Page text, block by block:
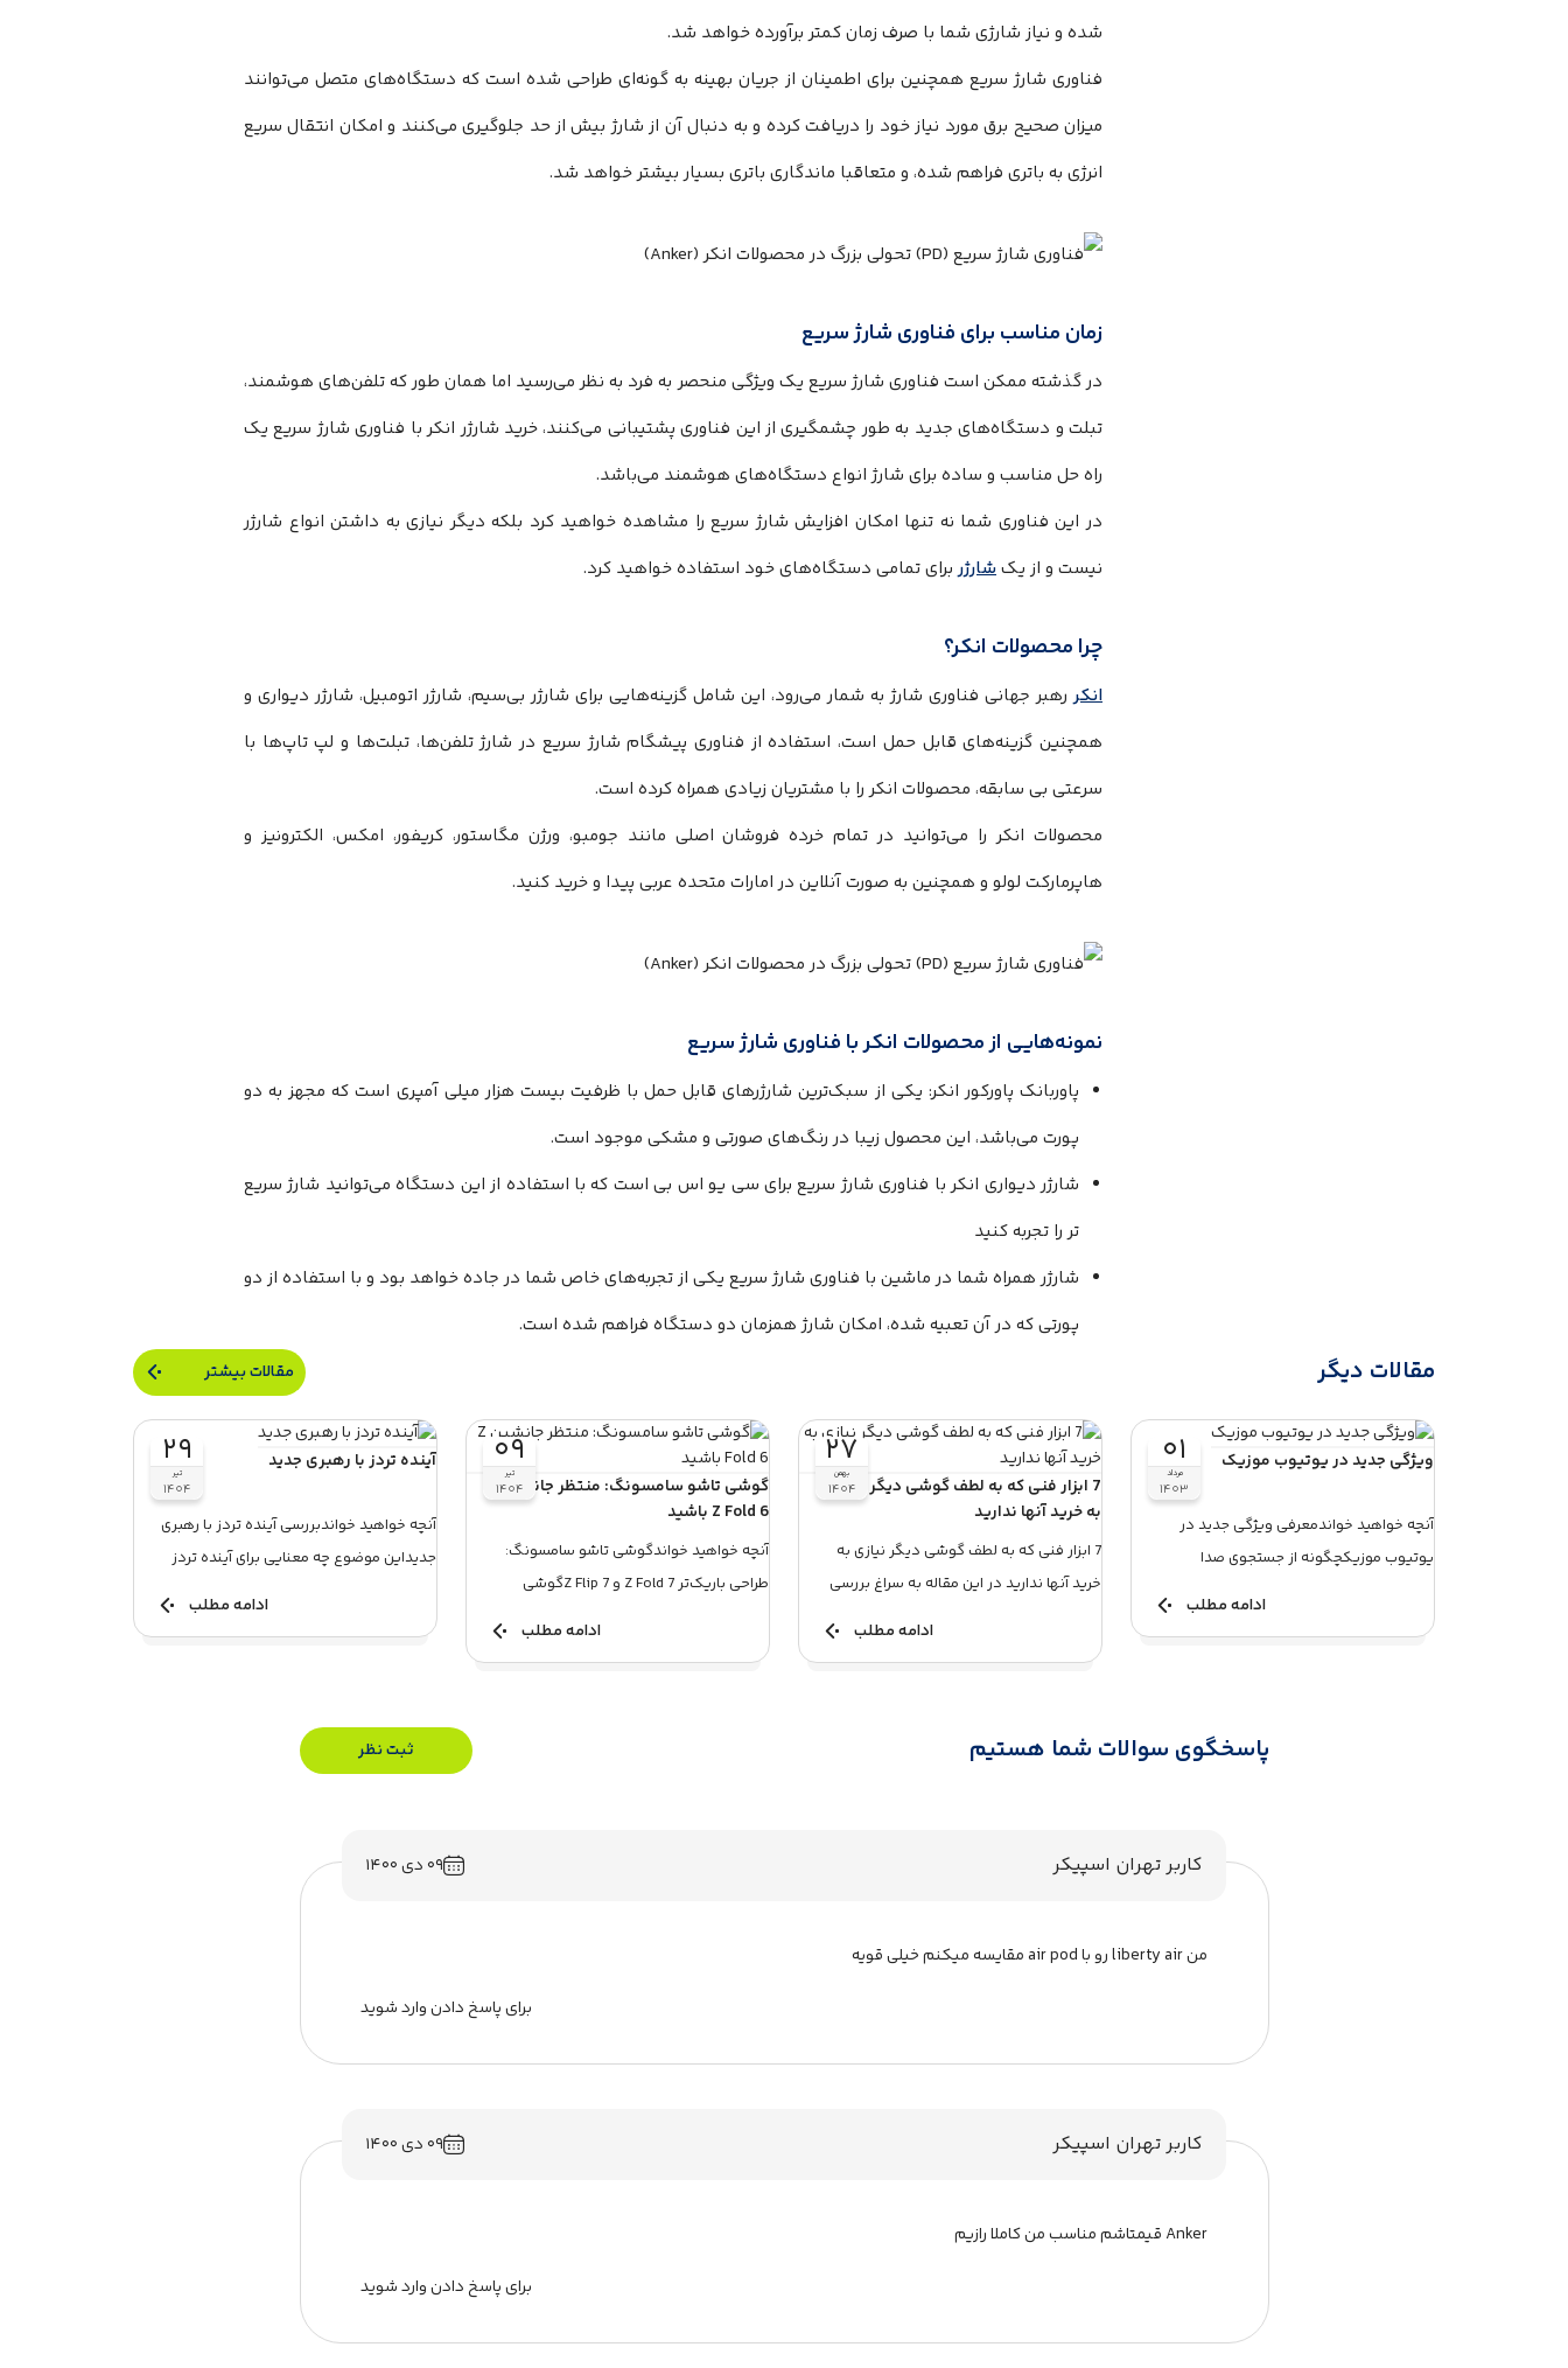
شده و نیاز شارژی شما با صرف زمان کمتر برآورده خواهد شد.
فناوری شارژ سریع همچنین برای اطمینان از جریان بهینه به گونه‌ای طراحی شده است که دستگاه‌های متصل می‌توانند
میزان صحیح برق مورد نیاز خود را دریافت کرده و به دنبال آن از شارژ بیش از حد جلوگیری می‌کنند و امکان انتقال سریع
انرژی به باتری فراهم شده، و متعاقبا ماندگاری باتری بسیار بیشتر خواهد شد.
زمان مناسب برای فناوری شارژ سریع
در گذشته ممکن است فناوری شارژ سریع یک ویژگی منحصر به فرد به نظر می‌رسید اما همان طور که تلفن‌های هوشمند،
تبلت و دستگاه‌های جدید به طور چشمگیری از این فناوری پشتیبانی می‌کنند، خرید شارژر انکر با فناوری شارژ سریع یک
راه حل مناسب و ساده برای شارژ انواع دستگاه‌های هوشمند می‌باشد.
در این فناوری شما نه تنها امکان افزایش شارژ سریع را مشاهده خواهید کرد بلکه دیگر نیازی به داشتن انواع شارژر
نیست و از یکشارژربرای تمامی دستگاه‌های خود استفاده خواهید کرد.
چرا محصولات انکر؟
انکررهبر جهانی فناوری شارژ به شمار می‌رود، این شامل گزینه‌هایی برای شارژر بی‌سیم، شارژر اتومبیل، شارژر دیواری و
همچنین گزینه‌های قابل حمل است، استفاده از فناوری پیشگام شارژ سریع در شارژ تلفن‌ها، تبلت‌ها و لپ تاپ‌ها با
سرعتی بی سابقه، محصولات انکر را با مشتریان زیادی همراه کرده است.
محصولات انکر را می‌توانید در تمام خرده فروشان اصلی مانند جومبو، ورژن مگاستور، کریفور، امکس، الکترونیز و
هاپرمارکت لولو و همچنین به صورت آنلاین در امارات متحده عربی پیدا و خرید کنید.
نمونه‌هایی از محصولات انکر با فناوری شارژ سریع
پاوربانک پاورکور انکر: یکی از سبک‌ترین شارژرهای قابل حمل با ظرفیت بیست هزار میلی آمپری است که مجهز به دو
پورت می‌باشد، این محصول زیبا در رنگ‌های صورتی و مشکی موجود است.
شارژر دیواری انکر با فناوری شارژ سریع برای سی یو اس بی است که با استفاده از این دستگاه می‌توانید شارژ سریع
تر را تجربه کنید
شارژر همراه شما در ماشین با فناوری شارژ سریع یکی از تجربه‌های خاص شما در جاده خواهد بود و با استفاده از دو
پورتی که در آن تعبیه شده، امکان شارژ همزمان دو دستگاه فراهم شده است.
مقالات دیگر مقالات بیشتر
۰۱
مرداد
۱۴۰۳
ویژگی جدید در یوتیوب موزیک
آنچه خواهید خواندمعرفی ویژگی جدید در
یوتیوب موزیکچگونه از جستجوی صدا
ادامه مطلب
۲۷
بهمن
۱۴۰۴
7 ابزار فنی که به لطف گوشی دیگر نیازی
به خرید آنها ندارید
7 ابزار فنی که به لطف گوشی دیگر نیازی به
خرید آنها ندارید در این مقاله به سراغ بررسی
ادامه مطلب
۰۹
تیر
۱۴۰۴
گوشی تاشو سامسونگ: منتظر جانشین
Z Fold 6 باشید
آنچه خواهید خواندگوشی تاشو سامسونگ:
طراحی باریک‌تر Z Fold 7 و Z Flip 7گوشی
ادامه مطلب
۲۹
تیر
۱۴۰۴
آینده تردز با رهبری جدید
آنچه خواهید خواندبررسی آینده تردز با رهبری
جدیداین موضوع چه معنایی برای آینده تردز
ادامه مطلب
پاسخگوی سوالات شما هستیم ثبت نظر
کاربر تهران اسپیکر ۰۹ دی ۱۴۰۰
من liberty air رو با air pod مقایسه میکنم خیلی قویه
برای پاسخ دادن وارد شوید
کاربر تهران اسپیکر ۰۹ دی ۱۴۰۰
Anker قیمتاشم مناسب من کاملا رازیم
برای پاسخ دادن وارد شوید